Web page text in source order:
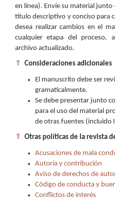
en línea). Envíe su material
título descriptivo y conciso para
desea realizar cambios en el
cualquier etapa del proceso,
archivo actualizado.
⇑ Consideraciones adicionales
El manuscrito debe ser
gramaticalmente.
Se debe presentar junto
para el uso del material
de otras fuentes (incluido
⇑ Otras políticas de la revista
Acusaciones de mala
Autoría y contribución
Aviso de derechos de
Código de conducta y
Conflictos de interés